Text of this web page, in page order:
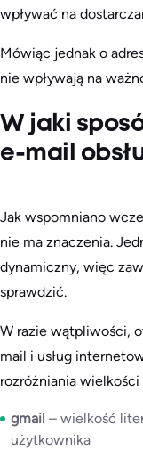
wpływać na
Mówiąc jednak o
nie wpływają na
W jaki
e-mail
Jak wspomniano
nie ma znaczenia.
dynamiczny, więc
sprawdzić.
W razie wątpliwości,
mail i usług
rozróżniania wielkości
gmail – wielkość
użytkownika